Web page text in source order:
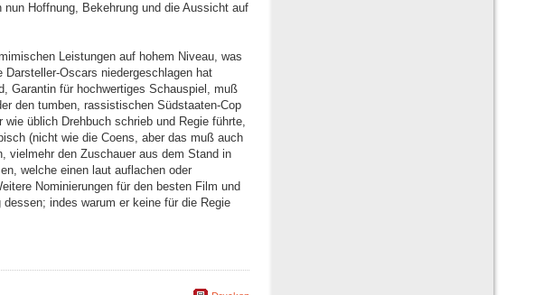
Hoffnung, Bekehrung und die Aussicht auf
Leistungen auf hohem Niveau, was
Oscars niedergeschlagen hat
Garantin für hochwertiges Schauspiel, muß
den tumben, rassistischen Südstaaten-Cop
üblich Drehbuch schrieb und Regie führte,
(nicht wie die Coens, aber das muß auch
vielmehr den Zuschauer aus dem Stand in
welche einen laut auflachen oder
Nominierungen für den besten Film und
indes warum er keine für die Regie